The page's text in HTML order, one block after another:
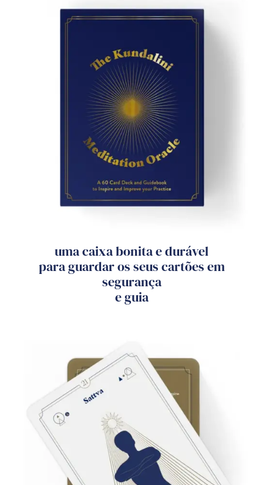
uma caixa bonita e durável
para guardar os seus cartões em
segurança
e guia